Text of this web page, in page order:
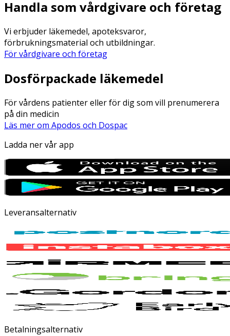
Handla som vårdgivare och företag
Vi erbjuder läkemedel, apoteksvaror,
förbrukningsmaterial och utbildningar.
För vårdgivare och företag
Dosförpackade läkemedel
För vårdens patienter eller för dig som vill prenumerera
på din medicin
Läs mer om Apodos och Dospac
Ladda ner vår app
Leveransalternativ
Betalningsalternativ